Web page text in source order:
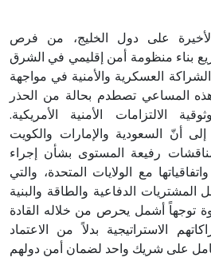
الأخيرة على دول الخليج، من فرص
بناء منظومة أمن إقليمي في الشرق
العسكرية والأمنية في مواجهة
هذه المساعي تصطدم بحالة من الحذر
الالتزامات الأمنية الأمريكية.
إلى أنّ السعودية والإمارات والكويت
رفيعة المستوى بشأن إجراء
مع الولايات المتحدة، والتي
الدفاعية والطاقة والبنية
توجهاً أشمل يحرص من خلاله القادة
الاستراتيجية بدلاً من الاعتماد